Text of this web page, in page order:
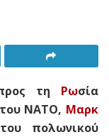
τη Ρωσία
ΝΑΤΟ, Μαρκ
πολωνικού